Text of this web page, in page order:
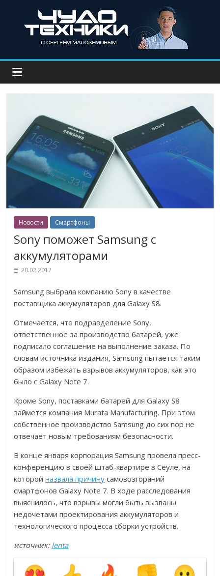
Новости Смартфоны
Sony поможет Samsung с
аккумуляторами
20.02.2017
Samsung выбрала компанию Sony в качестве
поставщика аккумуляторов для Galaxy S8.
Отмечается, что подразделение Sony,
ответственное за производство батарей, уже
подписало соглашение на выполнение заказа. По
словам источника издания, Samsung пытается таким
образом избежать взрывов аккумуляторов, как это
было с Galaxy Note 7.
Кроме Sony, поставками батарей для Galaxy S8
займется компания Murata Manufacturing. При этом
собственное производство Samsung до сих пор не
отвечает новым требованиям безопасности.
В конце января корпорация Samsung провела пресс-
конференцию в своей штаб-квартире в Сеуле, на
которойназвала причину самовозгораний
смартфонов Galaxy Note 7. В ходе расследования
выяснилось, что взрывы могли быть вызваны
недочетами проектирования аккумуляторов и
технологического процесса сборки устройств.
источник: lenta